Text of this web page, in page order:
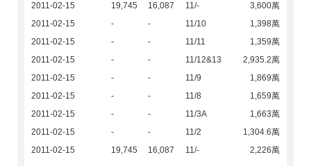
2011-02-15
19,745 16,087 11/-
3,600萬
2011-02-15
- - 11/10
1,398萬
2011-02-15
- - 11/11
1,359萬
2011-02-15
- - 11/12&13
2,935.2萬
2011-02-15
- - 11/9
1,869萬
2011-02-15
- - 11/8
1,659萬
2011-02-15
- - 11/3A
1,663萬
2011-02-15
- - 11/2
1,304.6萬
2011-02-15
19,745 16,087 11/- 2,226萬